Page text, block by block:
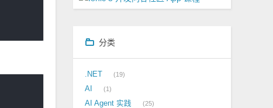
分类
.NET 19
AI 1
AI Agent 实践 25